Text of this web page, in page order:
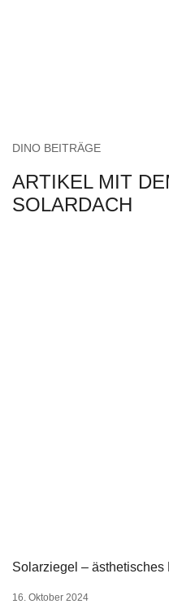
DINO BEITRÄGE
ARTIKEL MIT
SOLARDACH
Solarziegel –
16. Oktober 2024